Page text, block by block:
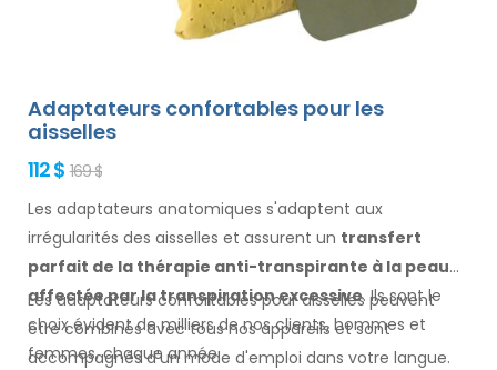
Adaptateurs confortables pour les
aisselles
112 $ 169 $
Les adaptateurs anatomiques s'adaptent aux
irrégularités des aisselles et assurent un transfert
parfait de la thérapie anti-transpirante à la peau
affectée par la transpiration excessive. Ils sont le
choix évident de milliers de nos clients, hommes et
femmes, chaque année.
Les adaptateurs confortables pouraisselles peuvent
être combinés avectousnos appareils et sont
accompagnés d'un mode d'emploi dans votre langue.